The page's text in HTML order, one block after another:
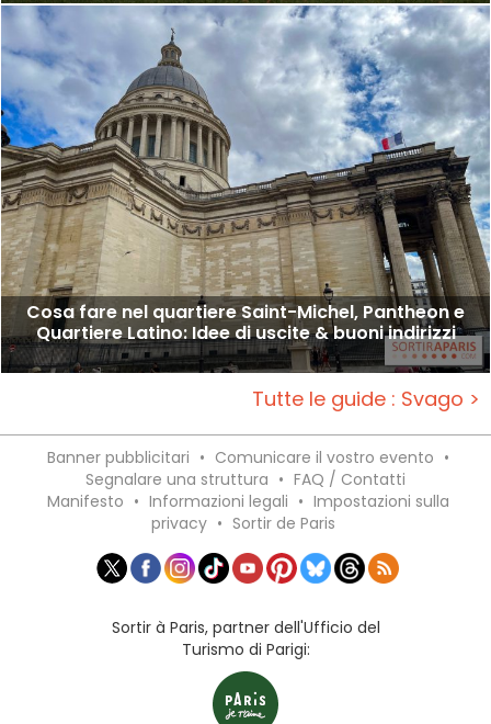
Cosa fare nel quartiere Saint-Michel, Pantheon e
Quartiere Latino: Idee di uscite & buoni indirizzi
Tutte le guide : Svago >
Banner pubblicitari • Comunicare il vostro evento •
Segnalare una struttura • FAQ / Contatti
Manifesto • Informazioni legali • Impostazioni sulla
privacy • Sortir de Paris
Sortir à Paris, partner dell'Ufficio del
Turismo di Parigi: